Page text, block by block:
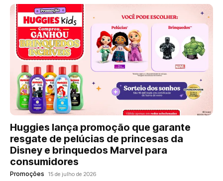
Huggies lança promoção que garante
resgate de pelúcias de princesas da
Disney e brinquedos Marvel para
consumidores
Promoções 15 de julho de 2026